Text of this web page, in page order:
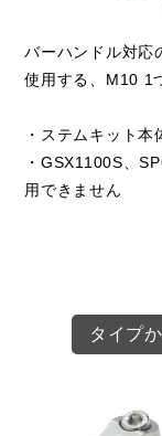
バーハンドル対応
使用する、M10 1
・ステムキット
・GSX1100S、
用できません
タイプ